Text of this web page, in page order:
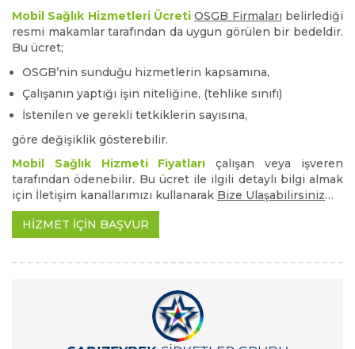
Mobil Sağlık Hizmetleri ÜcretiOSGB Firmaları belirlediği
resmi makamlar tarafından da uygun görülen bir bedeldir.
Bu ücret;
OSGB’nin sunduğu hizmetlerin kapsamına,
Çalışanın yaptığı işin niteliğine, (tehlike sınıfı)
İstenilen ve gerekli tetkiklerin sayısına,
göre değişiklik gösterebilir.
Mobil Sağlık Hizmeti Fiyatlarıçalışan veya işveren
tarafından ödenebilir. Bu ücret ile ilgili detaylı bilgi almak
için İletişim kanallarımızı kullanarak Bize Ulaşabilirsiniz…
HİZMET İÇİN BAŞVUR